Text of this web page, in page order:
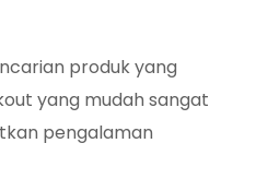
produk yang
yang mudah sangat
pengalaman